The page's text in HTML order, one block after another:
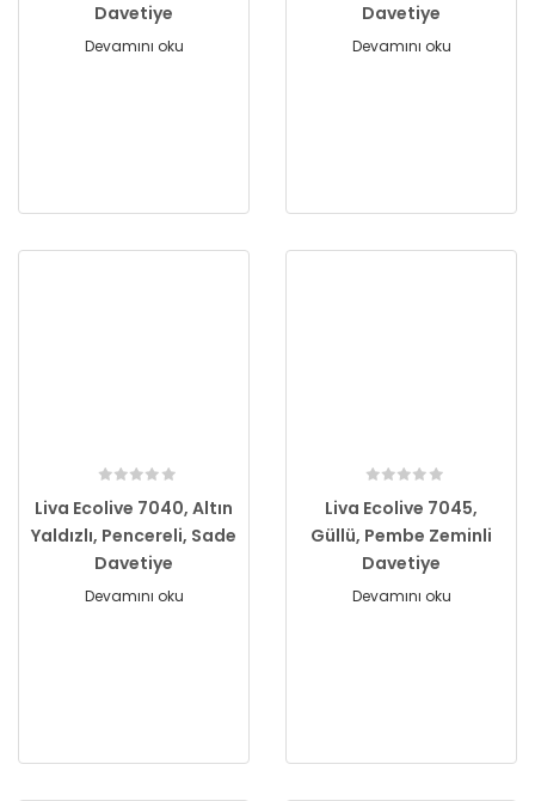
Davetiye
Devamını oku
Davetiye
Devamını oku
Liva Ecolive 7040, Altın
Yaldızlı, Pencereli, Sade
Davetiye
Devamını oku
Liva Ecolive 7045,
Güllü, Pembe Zeminli
Davetiye
Devamını oku